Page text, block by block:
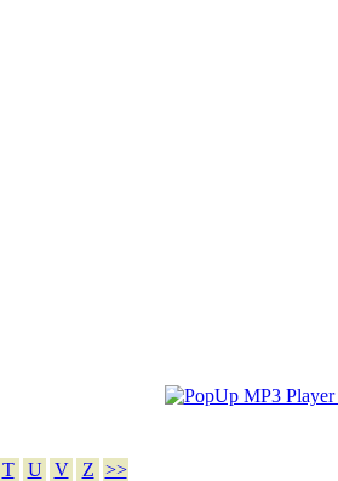
T U V Z >>